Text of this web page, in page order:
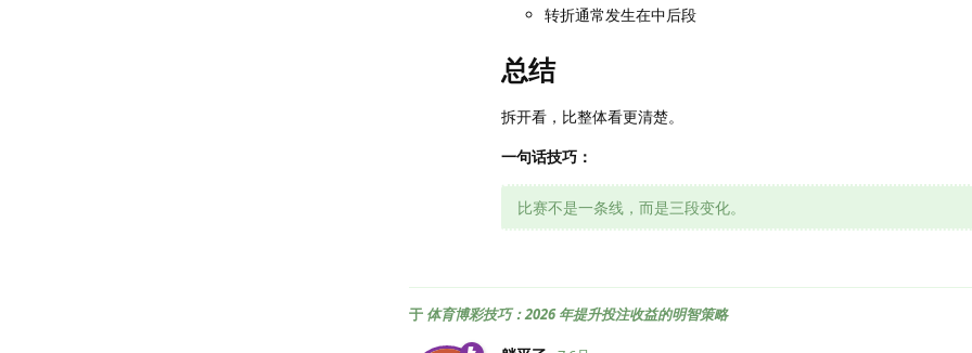
转折通常发生在中后段
总结
拆开看，比整体看更清楚。
一句话技巧：
比赛不是一条线，而是三段变化。
于 体育博彩技巧：2026 年提升投注收益的明智策略